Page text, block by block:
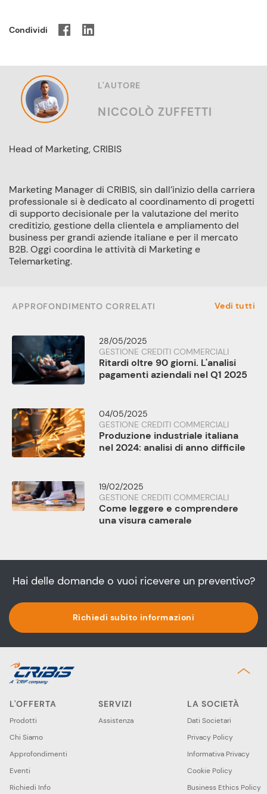
Condividi
L'AUTORE
NICCOLÒ ZUFFETTI
Head of Marketing, CRIBIS
Marketing Manager di CRIBIS, sin dall’inizio della carriera
professionale si è dedicato al coordinamento di progetti
di supporto decisionale per la valutazione del merito
creditizio, gestione della clientela e ampliamento del
business per grandi aziende italiane e per il mercato
B2B. Oggi coordina le attività di Marketing e
Telemarketing.
APPROFONDIMENTO CORRELATI Vedi tutti
28/05/2025
GESTIONE CREDITI COMMERCIALI
Ritardi oltre 90 giorni. L'analisi
pagamenti aziendali nel Q1 2025
04/05/2025
GESTIONE CREDITI COMMERCIALI
Produzione industriale italiana
nel 2024: analisi di anno difficile
19/02/2025
GESTIONE CREDITI COMMERCIALI
Come leggere e comprendere
una visura camerale
Hai delle domande o vuoi ricevere un preventivo?
Richiedi subito informazioni
L'OFFERTA
Prodotti
Chi Siamo
Approfondimenti
Eventi
Richiedi Info
SERVIZI
Assistenza
LA SOCIETÀ
Dati Societari
Privacy Policy
Informativa Privacy
Cookie Policy
Business Ethics Policy